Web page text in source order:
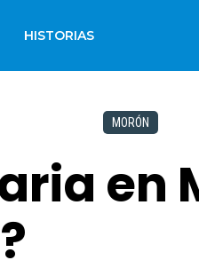
HISTORIAS
MORÓN
en